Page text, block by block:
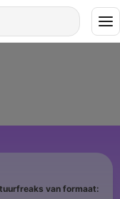
van formaat: